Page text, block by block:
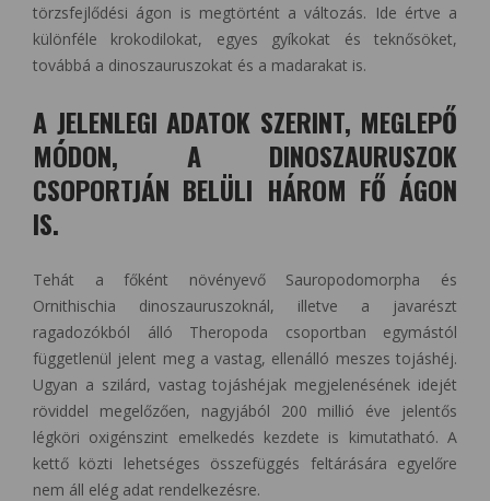
törzsfejlődési ágon is megtörtént a változás. Ide értve a
különféle krokodilokat, egyes gyíkokat és teknősöket,
továbbá a dinoszauruszokat és a madarakat is.
A JELENLEGI ADATOK SZERINT, MEGLEPŐ
MÓDON, A DINOSZAURUSZOK
CSOPORTJÁN BELÜLI HÁROM FŐ ÁGON
IS.
Tehát a főként növényevő Sauropodomorpha és
Ornithischia dinoszauruszoknál, illetve a javarészt
ragadozókból álló Theropoda csoportban egymástól
függetlenül jelent meg a vastag, ellenálló meszes tojáshéj.
Ugyan a szilárd, vastag tojáshéjak megjelenésének idejét
röviddel megelőzően, nagyjából 200 millió éve jelentős
légköri oxigénszint emelkedés kezdete is kimutatható. A
kettő közti lehetséges összefüggés feltárására egyelőre
nem áll elég adat rendelkezésre.